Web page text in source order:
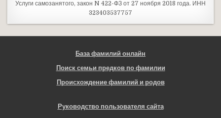
Услуги самозанятого, закон N 422-ФЗ от 27 ноября 2018 года. ИНН
323403537757
База фамилий онлайн
Поиск семьи предков по фамилии
Происхождение фамилий и родов
Руководство пользователя сайта